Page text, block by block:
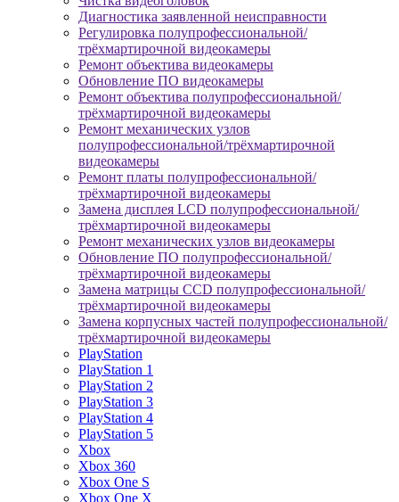
Диагностика заявленной неисправности
Регулировка полупрофессиональной/
трёхмартирочной видеокамеры
Ремонт объектива видеокамеры
Обновление ПО видеокамеры
Ремонт объектива полупрофессиональной/
трёхмартирочной видеокамеры
Ремонт механических узлов
полупрофессиональной/трёхмартирочной
видеокамеры
Ремонт платы полупрофессиональной/
трёхмартирочной видеокамеры
Замена дисплея LCD полупрофессиональной/
трёхмартирочной видеокамеры
Ремонт механических узлов видеокамеры
Обновление ПО полупрофессиональной/
трёхмартирочной видеокамеры
Замена матрицы CCD полупрофессиональной/
трёхмартирочной видеокамеры
Замена корпусных частей полупрофессиональной/
трёхмартирочной видеокамеры
PlayStation
PlayStation 1
PlayStation 2
PlayStation 3
PlayStation 4
PlayStation 5
Xbox
Xbox 360
Xbox One S
Xbox One X